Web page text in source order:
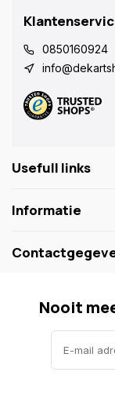
0850160924
Usefull links
Informatie
Nooit